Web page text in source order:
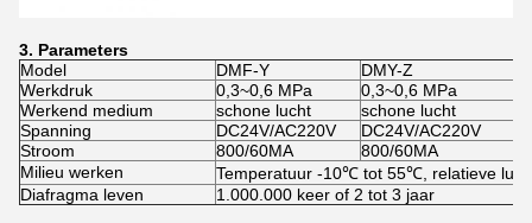
3. Parameters
Model
DMF-Y DMY-Z
Werkdruk
0,3~0,6 MPa 0,3~0,6 MPa
Werkend medium
schone lucht schone lucht
Spanning
DC24V/AC220V DC24V/AC220V
Stroom
800/60MA 800/60MA
Milieu werken
Temperatuur -10℃ tot 55℃, relatieve
Diafragma leven
1.000.000 keer of 2 tot 3 jaar